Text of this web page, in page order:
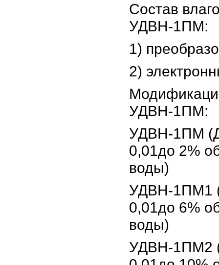
Состав
УДВН-1ПМ:
1)
2)
УДВН-1ПМ:
УДВН-1ПМ
0,01до 2%
воды)
УДВН-1ПМ1
0,01до 6%
воды)
УДВН-1ПМ2